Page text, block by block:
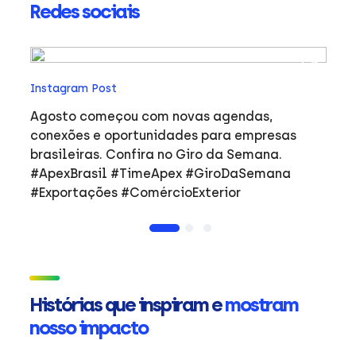
Redes sociais
Instagram Post
Agosto começou com novas agendas,
conexões e oportunidades para empresas
brasileiras. Confira no Giro da Semana.
#ApexBrasil #TimeApex #GiroDaSemana
#Exportações #ComércioExterior
Histórias que inspiram emostram
nosso impacto